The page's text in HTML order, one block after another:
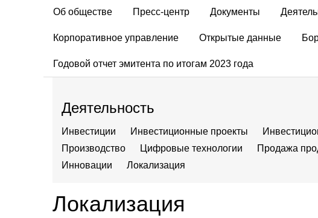
Об обществе Пресс-центр Документы
Корпоративное управление Открытые данные
Годовой отчет эмитента по итогам 2023 года
Деятельность
Инвестиции Инвестиционные проекты
Производство
Цифровые технологии Продажа
Инновации
Локализация
Локализация